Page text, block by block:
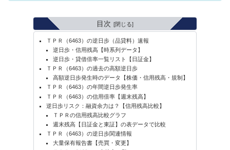
目次
ＴＰＲ（6463）の逆日歩（品貸料）速報
逆日歩・信用残高【時系列データ】
逆日歩・貸借倍率一覧リスト【日証金】
ＴＰＲ（6463）の過去の高額逆日歩
高額逆日歩発生時のデータ【株価・信用残高・規制】
ＴＰＲ（6463）の年間逆日歩発生率
ＴＰＲ（6463）の信用倍率【週末残高】
逆日歩リスク：融資余力は？【信用残高比較】
ＴＰＲの信用残高比較グラフ
週末残高【日証金と東証】の表データで比較
ＴＰＲ（6463）の逆日歩関連情報
大量保有報告書【売買・変更】